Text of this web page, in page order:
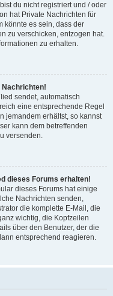
du nicht registriert und / oder
hat Private Nachrichten für
könnte es sein, dass der
zu verschicken, entzogen hat.
zu erhalten.
Nachrichten!
sendet, automatisch
eine entsprechende Regel
jemandem erhältst, so kannst
kann dem betreffenden
versenden.
dieses Forums erhalten!
dieses Forums hat einige
Nachrichten senden,
die komplette E-Mail, die
wichtig, die Kopfzeilen
über den Benutzer, der die
entsprechend reagieren.